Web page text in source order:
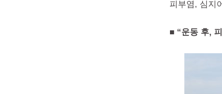
피부염, 심지
■ “운동 후,